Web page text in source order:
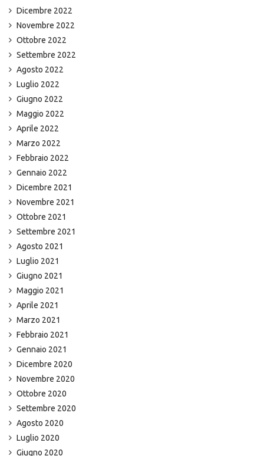
Dicembre 2022
Novembre 2022
Ottobre 2022
Settembre 2022
Agosto 2022
Luglio 2022
Giugno 2022
Maggio 2022
Aprile 2022
Marzo 2022
Febbraio 2022
Gennaio 2022
Dicembre 2021
Novembre 2021
Ottobre 2021
Settembre 2021
Agosto 2021
Luglio 2021
Giugno 2021
Maggio 2021
Aprile 2021
Marzo 2021
Febbraio 2021
Gennaio 2021
Dicembre 2020
Novembre 2020
Ottobre 2020
Settembre 2020
Agosto 2020
Luglio 2020
Giugno 2020